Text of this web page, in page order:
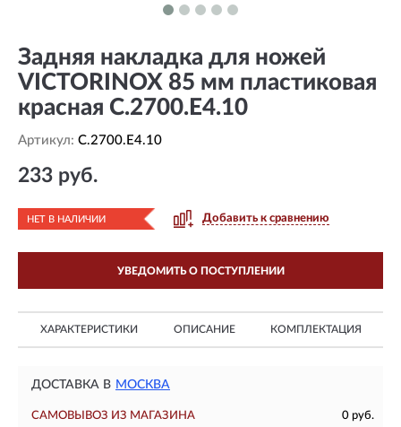
Задняя накладка для ножей
VICTORINOX 85 мм пластиковая
красная C.2700.E4.10
Артикул: C.2700.E4.10
233 руб.
НЕТ В НАЛИЧИИ Добавить к сравнению
УВЕДОМИТЬ О ПОСТУПЛЕНИИ
ХАРАКТЕРИСТИКИ ОПИСАНИЕ КОМПЛЕКТАЦИЯ
ДОСТАВКА В МОСКВА
САМОВЫВОЗ ИЗ МАГАЗИНА
0 руб.